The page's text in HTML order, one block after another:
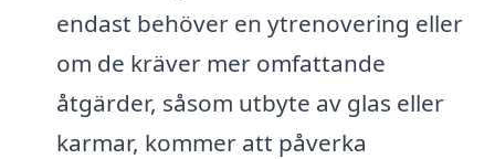
endast behöver en ytrenovering eller
om de kräver mer omfattande
åtgärder, såsom utbyte av glas eller
karmar, kommer att påverka